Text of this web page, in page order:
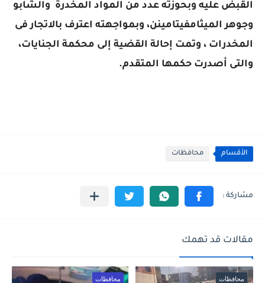
القبض عليه وبحوزته عدد من المواد المخدرة والشابو
وجوهر الميثامفيتامينن، وبمواجهته اعترف بالاتجار فى
المخدرات ، وتمت إحالة القضية إلى محكمة الجنايات،
والتى أصدرت حكمها المتقدم.
الأقسام محافظات
مقالات قد تهمك
محافظات محافظات